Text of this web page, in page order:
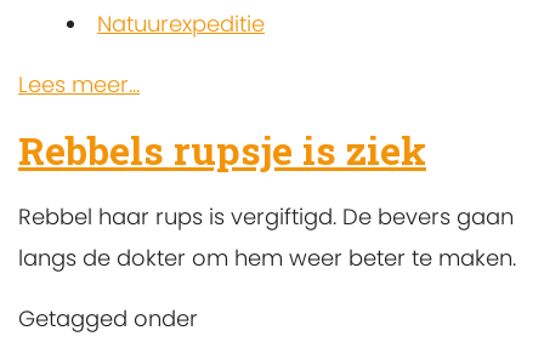
Natuurexpeditie
Lees meer...
Rebbels rupsje is ziek
Rebbel haar rups is vergiftigd. De bevers gaan
langs de dokter om hem weer beter te maken.
Getagged onder